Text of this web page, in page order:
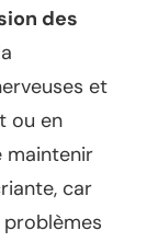
des
et
ou en
maintenir
car